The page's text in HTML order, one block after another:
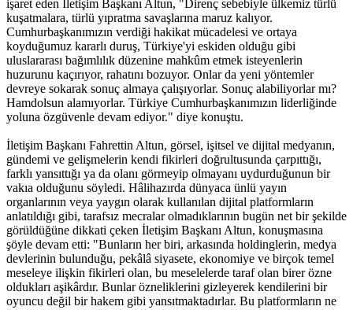
işaret eden İletişim Başkanı Altun, "Direnç sebebiyle ülkemiz türlü
kuşatmalara, türlü yıpratma savaşlarına maruz kalıyor.
Cumhurbaşkanımızın verdiği hakikat mücadelesi ve ortaya
koyduğumuz kararlı duruş, Türkiye'yi eskiden olduğu gibi
uluslararası bağımlılık düzenine mahkûm etmek isteyenlerin
huzurunu kaçırıyor, rahatını bozuyor. Onlar da yeni yöntemler
devreye sokarak sonuç almaya çalışıyorlar. Sonuç alabiliyorlar mı?
Hamdolsun alamıyorlar. Türkiye Cumhurbaşkanımızın liderliğinde
yoluna özgüvenle devam ediyor." diye konuştu.
İletişim Başkanı Fahrettin Altun, görsel, işitsel ve dijital medyanın,
gündemi ve gelişmelerin kendi fikirleri doğrultusunda çarpıttığı,
farklı yansıttığı ya da olanı görmeyip olmayanı uydurduğunun bir
vakıa olduğunu söyledi. Hâlihazırda dünyaca ünlü yayın
organlarının veya yaygın olarak kullanılan dijital platformların
anlatıldığı gibi, tarafsız mecralar olmadıklarının bugün net bir şekilde
görüldüğüne dikkati çeken İletişim Başkanı Altun, konuşmasına
şöyle devam etti: "Bunların her biri, arkasında holdinglerin, medya
devlerinin bulunduğu, pekâlâ siyasete, ekonomiye ve birçok temel
meseleye ilişkin fikirleri olan, bu meselelerde taraf olan birer özne
oldukları aşikârdır. Bunlar özneliklerini gizleyerek kendilerini bir
oyuncu değil bir hakem gibi yansıtmaktadırlar. Bu platformların ne